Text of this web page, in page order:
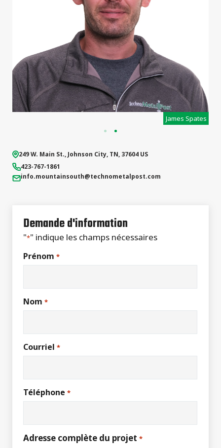
commerciaux
James Spates
249 W. Main St.,Johnson City, TN, 37604 US
423-767-1861
info.mountainsouth@technometalpost.com
Demande d'information
"*" indique les champs nécessaires
Prénom *
Nom *
Courriel *
Téléphone *
Adresse complète du projet *